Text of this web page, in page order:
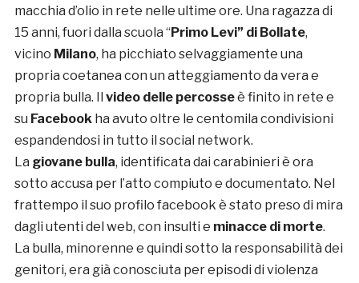
macchia d’olio in rete nelle ultime ore. Una ragazza di
15 anni, fuori dalla scuola “Primo Levi” di Bollate,
vicino Milano, ha picchiato selvaggiamente una
propria coetanea con un atteggiamento da vera e
propria bulla. Il video delle percosseè finito in rete e
su Facebookha avuto oltre le centomila condivisioni
espandendosi in tutto il social network.
La giovane bulla, identificata dai carabinieri è ora
sotto accusa per l’atto compiuto e documentato. Nel
frattempo il suo profilo facebook è stato preso di mira
dagli utenti del web, con insulti e minacce di morte.
La bulla, minorenne e quindi sotto la responsabilità dei
genitori, era già conosciuta per episodi di violenza